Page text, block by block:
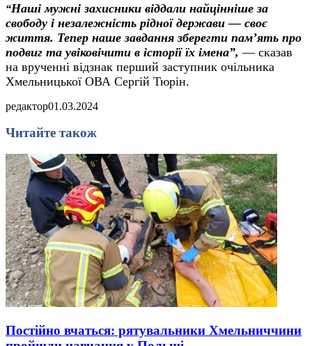
“Наші мужні захисники віддали найцінніше за
свободу і незалежність рідної держави — своє
життя. Тепер наше завдання зберегти пам’ять про
подвиг та увіковічити в історії їх імена”, — сказав
на врученні відзнак перший заступник очільника
Хмельницької ОВА Сергій Тюрін.
редактор01.03.2024
Читайте також
Постійно вчаться: рятувальники Хмельниччини